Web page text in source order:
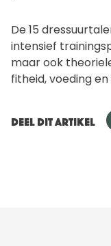
De 15
intensief
maar ook
fitheid, voeding
DEEL DIT ARTIKEL